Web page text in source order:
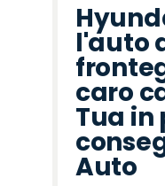
l'auto
caro
Tua in
Auto